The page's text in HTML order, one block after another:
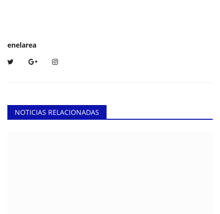
enelarea
NOTICIAS RELACIONADAS